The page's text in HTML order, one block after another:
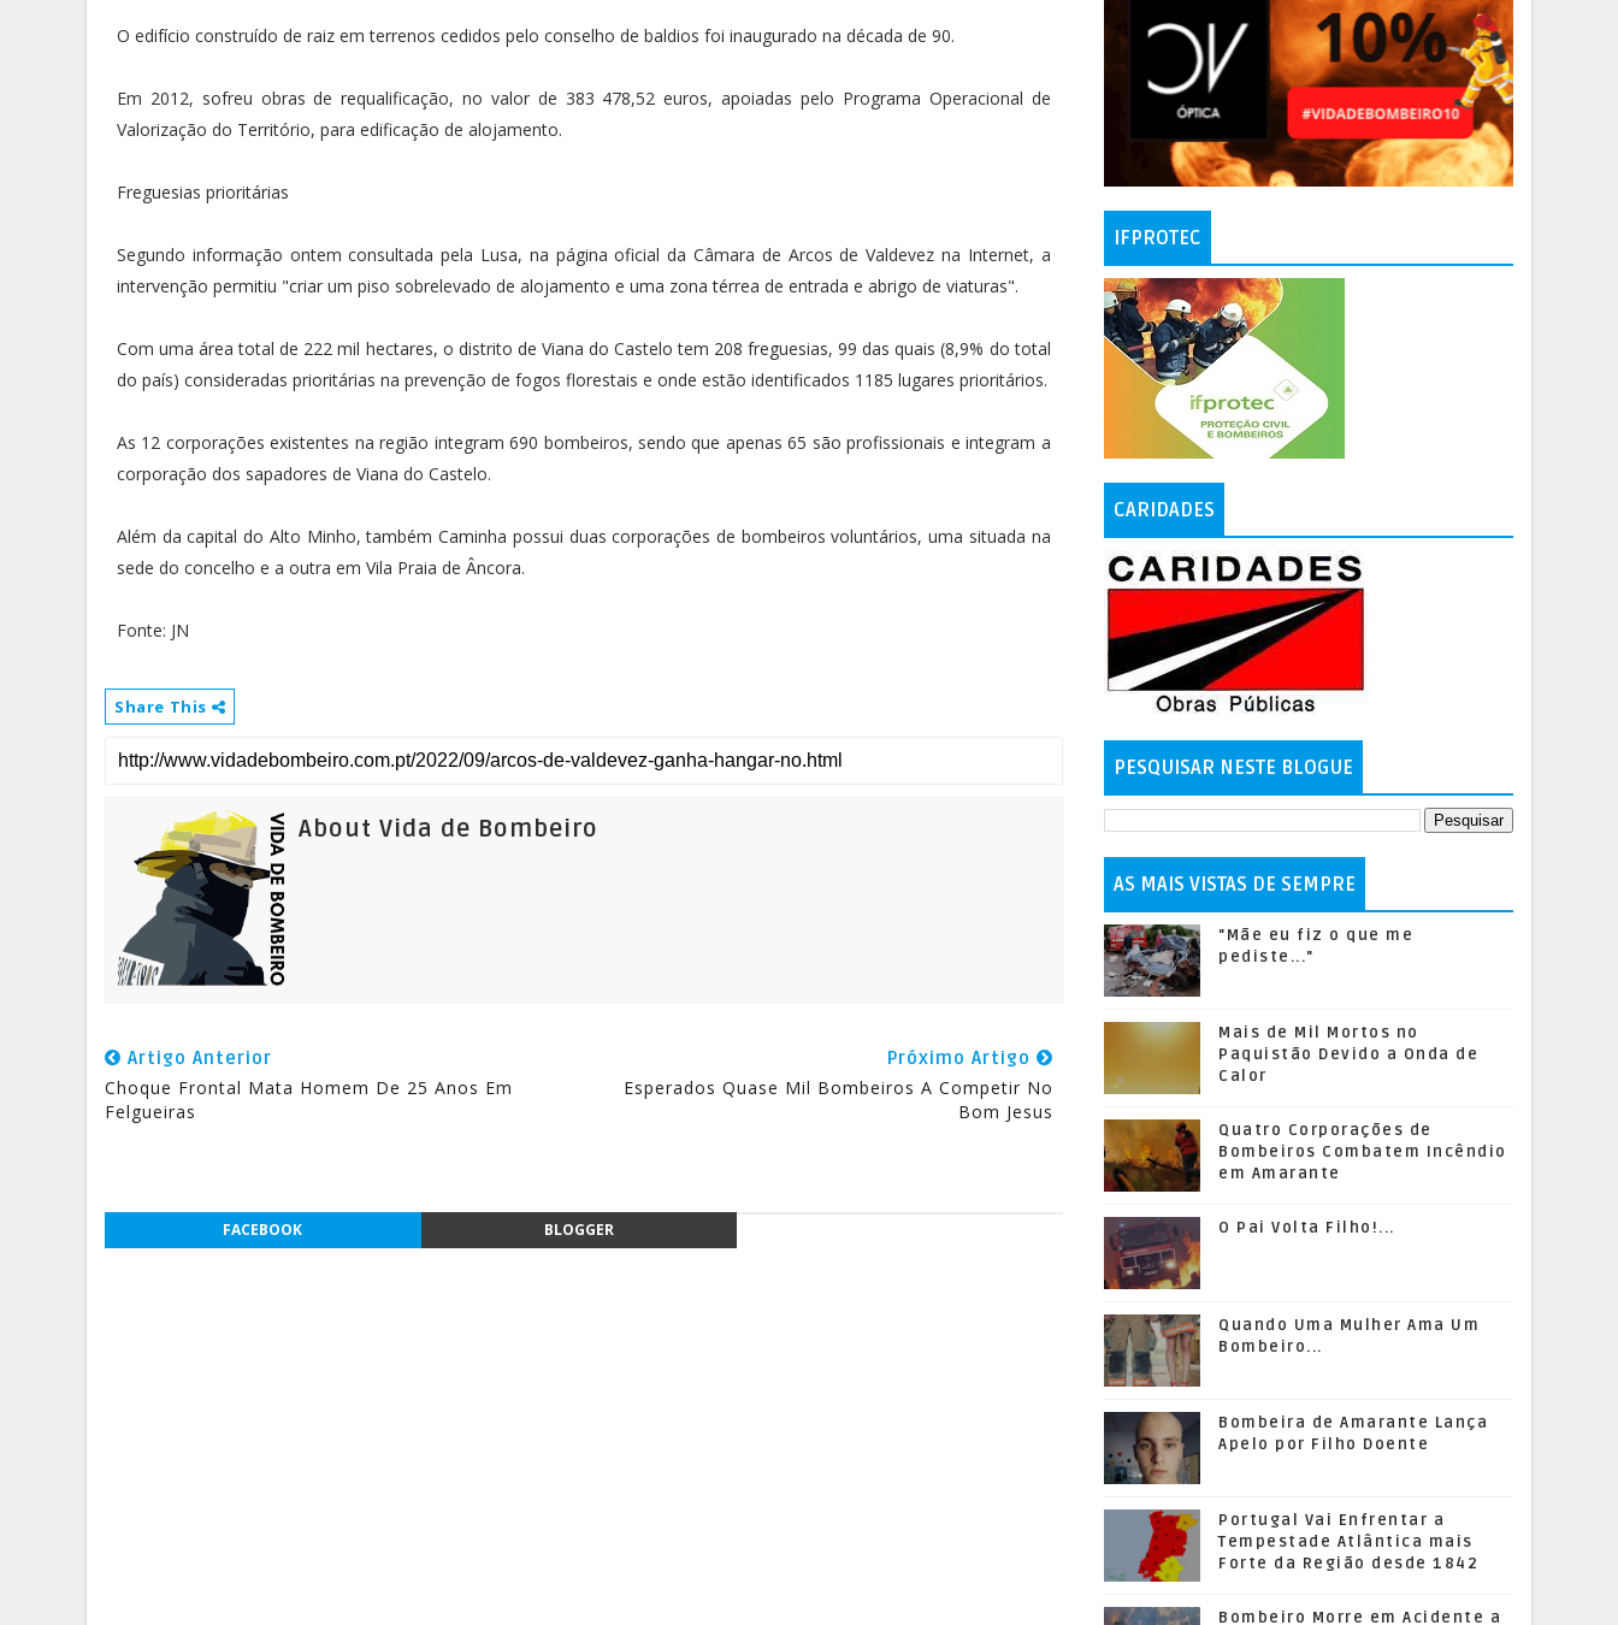
O edifício construído de raiz em terrenos cedidos pelo conselho de baldios foi inaugurado na década de 90.
Em 2012, sofreu obras de requalificação, no valor de 383 478,52 euros, apoiadas pelo Programa Operacional de
Valorização do Território, para edificação de alojamento.
Freguesias prioritárias
Segundo informação ontem consultada pela Lusa, na página oficial da Câmara de Arcos de Valdevez na Internet, a
intervenção permitiu "criar um piso sobrelevado de alojamento e uma zona térrea de entrada e abrigo de viaturas".
Com uma área total de 222 mil hectares, o distrito de Viana do Castelo tem 208 freguesias, 99 das quais (8,9% do total
do país) consideradas prioritárias na prevenção de fogos florestais e onde estão identificados 1185 lugares prioritários.
As 12 corporações existentes na região integram 690 bombeiros, sendo que apenas 65 são profissionais e integram a
corporação dos sapadores de Viana do Castelo.
Além da capital do Alto Minho, também Caminha possui duas corporações de bombeiros voluntários, uma situada na
sede do concelho e a outra em Vila Praia de Âncora.
Fonte: JN
Share This
About Vida de Bombeiro
Artigo Anterior
Choque Frontal Mata Homem De 25 Anos Em
Felgueiras
Próximo Artigo
Esperados Quase Mil Bombeiros A Competir No
Bom Jesus
FACEBOOK BLOGGER
IFPROTEC
CARIDADES
PESQUISAR NESTE BLOGUE
AS MAIS VISTAS DE SEMPRE
"Mãe eu fiz o que me
pediste..."
Mais de Mil Mortos no
Paquistão Devido a Onda de
Calor
Quatro Corporações de
Bombeiros Combatem Incêndio
em Amarante
O Pai Volta Filho!...
Quando Uma Mulher Ama Um
Bombeiro...
Bombeira de Amarante Lança
Apelo por Filho Doente
Portugal Vai Enfrentar a
Tempestade Atlântica mais
Forte da Região desde 1842
Bombeiro Morre em Acidente a